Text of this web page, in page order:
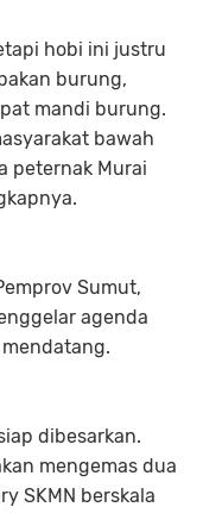
hobi ini justru
burung,
mandi burung.
bawah
peternak Murai
Sumut,
agenda
dibesarkan.
mengemas dua
SKMN berskala